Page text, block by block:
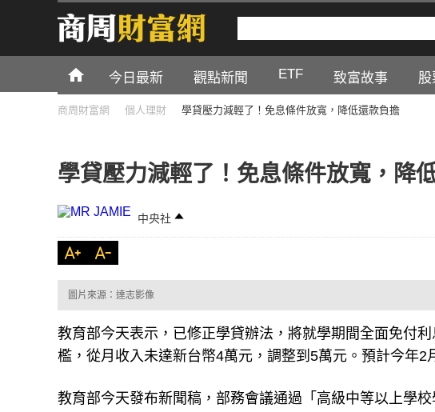
今日最新 觀點新聞 ETF 致富故事 股
商周財富網 個人理財 學貸壓力減輕了！免息條件放寬，降低還款負擔
學貸壓力減輕了！免息條件放寬，降
中央社
圖片來源：達志影像
教育部今天表示，已修正學貸辦法，將就學期間全面免付
檻，從月收入未達新台幣4萬元，調整到5萬元。預計今年2
教育部今天發布新聞稿，部務會議通過「高級中等以上學